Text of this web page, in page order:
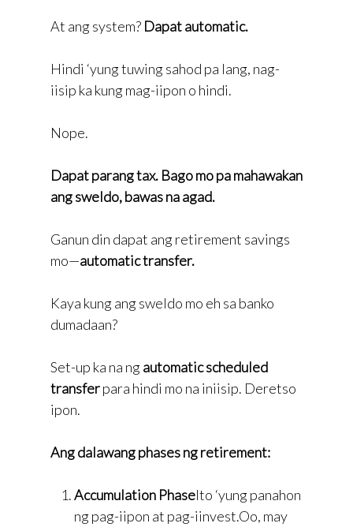
At ang system? Dapat automatic.
Hindi ‘yung tuwing sahod pa lang, nag-
iisip ka kung mag-iipon o hindi.
Nope.
Dapat parang tax. Bago mo pa mahawakan
ang sweldo, bawas na agad.
Ganun din dapat ang retirement savings
mo—automatic transfer.
Kaya kung ang sweldo mo eh sa banko
dumadaan?
Set-up ka na ngautomatic scheduled
transferpara hindi mo na iniisip. Deretso
ipon.
Ang dalawang phases ng retirement:
Accumulation PhaseIto ‘yung panahon
ng pag-iipon at pag-iinvest.Oo, may